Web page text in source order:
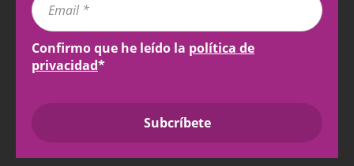
Confirmo que he leído la política de
privacidad*